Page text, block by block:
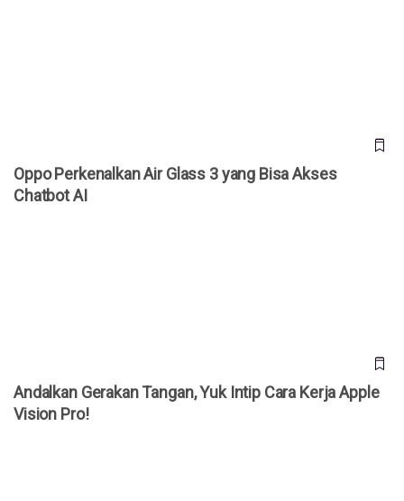
Oppo Perkenalkan Air Glass 3 yang Bisa Akses
Chatbot AI
Andalkan Gerakan Tangan, Yuk Intip Cara Kerja Apple
Vision Pro!